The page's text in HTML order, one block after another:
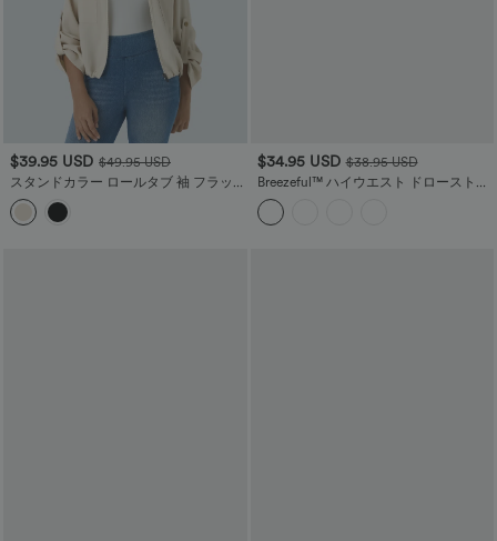
$39.95 USD $49.95 USD
スタンドカラー ロールタブ 袖 フラップ
ポケット 内側にドローストリング 裾ジ
ップ カジュアルジャケット
$34.95 USD $38.95 USD
Breezeful™ ハイウエスト ドローストリ
ング サイドポケット スプリットヘム 速
乾 カジュアルジョガー